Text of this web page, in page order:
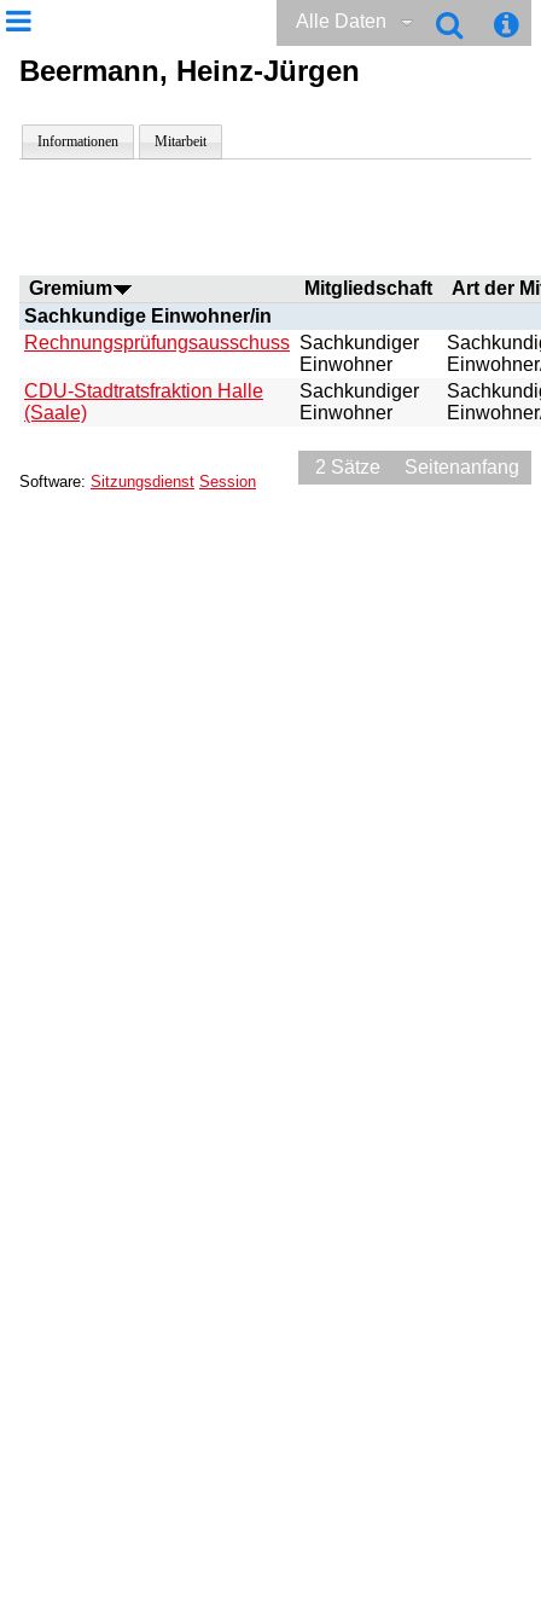
Alle Daten
Beermann, Heinz-Jürgen
Informationen Mitarbeit
Gremium Mitgliedschaft
Art der
Sachkundige Einwohner/in
Rechnungsprüfungsausschuss Sachkundiger
Einwohner
CDU-Stadtratsfraktion Halle
(Saale)
Sachkundiger
Einwohner
2 Sätze Seitenanfang
Software: Sitzungsdienst Session